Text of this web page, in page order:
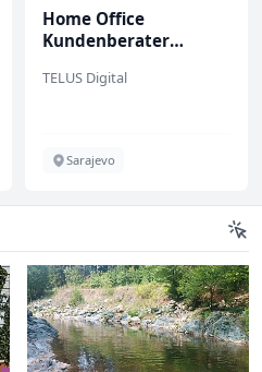
Home Office
Kundenberater
TELUS Digital
Sarajevo